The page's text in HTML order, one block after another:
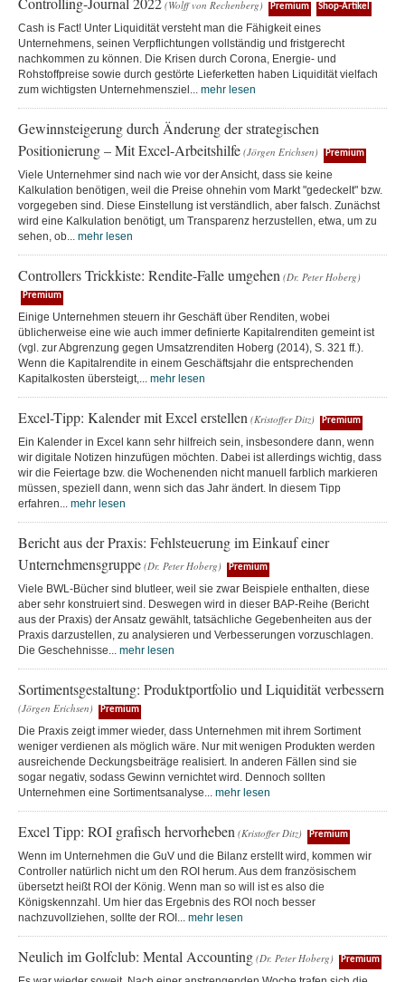
(Wolff von Rechenberg) Premium Shop-Artikel
Cash is Fact! Unter Liquidität versteht man die Fähigkeit eines
Unternehmens, seinen Verpflichtungen vollständig und fristgerecht
nachkommen zu können. Die Krisen durch Corona, Energie- und
Rohstoffpreise sowie durch gestörte Lieferketten haben Liquidität vielfach
zum wichtigsten Unternehmensziel... mehr lesen
Gewinnsteigerung durch Änderung der strategischen
Positionierung – Mit Excel-Arbeitshilfe (Jörgen Erichsen) Premium
Viele Unternehmer sind nach wie vor der Ansicht, dass sie keine
Kalkulation benötigen, weil die Preise ohnehin vom Markt "gedeckelt" bzw.
vorgegeben sind. Diese Einstellung ist verständlich, aber falsch. Zunächst
wird eine Kalkulation benötigt, um Transparenz herzustellen, etwa, um zu
sehen, ob... mehr lesen
Controllers Trickkiste: Rendite-Falle umgehen (Dr. Peter Hoberg)
Premium
Einige Unternehmen steuern ihr Geschäft über Renditen, wobei
üblicherweise eine wie auch immer definierte Kapitalrenditen gemeint ist
(vgl. zur Abgrenzung gegen Umsatzrenditen Hoberg (2014), S. 321 ff.).
Wenn die Kapitalrendite in einem Geschäftsjahr die entsprechenden
Kapitalkosten übersteigt,... mehr lesen
Excel-Tipp: Kalender mit Excel erstellen (Kristoffer Ditz) Premium
Ein Kalender in Excel kann sehr hilfreich sein, insbesondere dann, wenn
wir digitale Notizen hinzufügen möchten. Dabei ist allerdings wichtig, dass
wir die Feiertage bzw. die Wochenenden nicht manuell farblich markieren
müssen, speziell dann, wenn sich das Jahr ändert. In diesem Tipp
erfahren... mehr lesen
Bericht aus der Praxis: Fehlsteuerung im Einkauf einer
Unternehmensgruppe (Dr. Peter Hoberg) Premium
Viele BWL-Bücher sind blutleer, weil sie zwar Beispiele enthalten, diese
aber sehr konstruiert sind. Deswegen wird in dieser BAP-Reihe (Bericht
aus der Praxis) der Ansatz gewählt, tatsächliche Gegebenheiten aus der
Praxis darzustellen, zu analysieren und Verbesserungen vorzuschlagen.
Die Geschehnisse... mehr lesen
Sortimentsgestaltung: Produktportfolio und Liquidität verbessern
(Jörgen Erichsen) Premium
Die Praxis zeigt immer wieder, dass Unternehmen mit ihrem Sortiment
weniger verdienen als möglich wäre. Nur mit wenigen Produkten werden
ausreichende Deckungsbeiträge realisiert. In anderen Fällen sind sie
sogar negativ, sodass Gewinn vernichtet wird. Dennoch sollten
Unternehmen eine Sortimentsanalyse... mehr lesen
Excel Tipp: ROI grafisch hervorheben (Kristoffer Ditz) Premium
Wenn im Unternehmen die GuV und die Bilanz erstellt wird, kommen wir
Controller natürlich nicht um den ROI herum. Aus dem französischem
übersetzt heißt ROI der König. Wenn man so will ist es also die
Königskennzahl. Um hier das Ergebnis des ROI noch besser
nachzuvollziehen, sollte der ROI... mehr lesen
Neulich im Golfclub: Mental Accounting (Dr. Peter Hoberg) Premium